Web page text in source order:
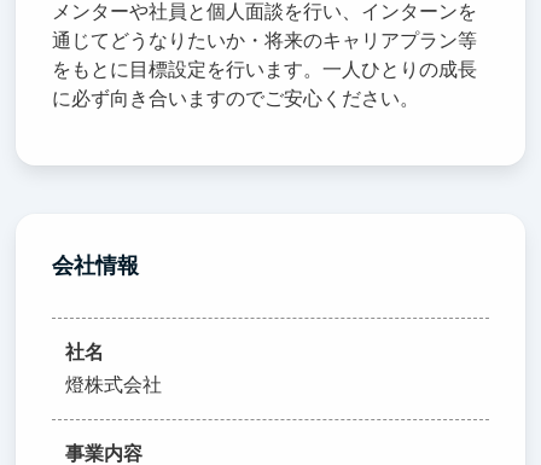
メンターや社員と個人面談を行い、インターンを
通じてどうなりたいか・将来のキャリアプラン等
をもとに目標設定を行います。一人ひとりの成長
に必ず向き合いますのでご安心ください。
会社情報
社名
燈株式会社
事業内容